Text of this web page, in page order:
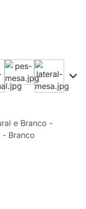
e Branco -
- Branco